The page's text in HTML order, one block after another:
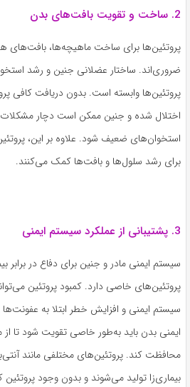
2. ساخت و تقویت بافت‌های بدن
پروتئین‌ها برای ساخت ماهیچه‌ها، بافت‌های
ضروری‌اند. ساختار عضلانی جنین و رشد
پروتئین‌ها وابسته است. بدون دریافت کافی
اختلال شده و جنین ممکن است دچار
استخوان‌های ضعیف شود. علاوه بر این،
برای رشد سلول‌ها و بافت‌ها کمک می‌کنند.
3. پشتیبانی از عملکرد سیستم ایمنی
سیستم ایمنی مادر و جنین برای دفاع در برابر
پروتئین‌های خاصی دارد. کمبود پروتئین
سیستم ایمنی و افزایش خطر ابتلا به
ایمنی بدن باید به‌طور خاصی تقویت شود تا از
محافظت کند. پروتئین‌های مختلفی مانند
بیماری‌زا تولید می‌شوند و بدون وجود پروتئین